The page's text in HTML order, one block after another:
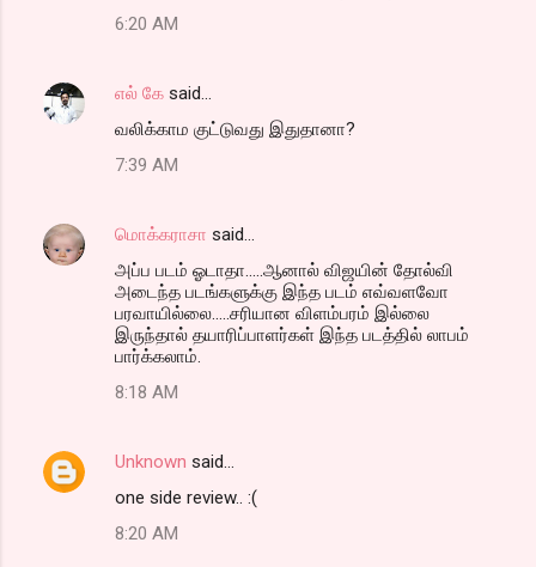
6:20 AM
எல் கே said…
வலிக்காம குட்டுவது இதுதானா?
7:39 AM
மொக்கராசா said…
அப்ப படம் ஓடாதா.....ஆனால் விஜயின் தோல்வி
அடைந்த படங்களுக்கு இந்த படம் எவ்வளவோ
பரவாயில்லை.....சரியான விளம்பரம் இல்லை
இருந்தால் தயாரிப்பாளர்கள் இந்த படத்தில் லாபம்
பார்க்கலாம்.
8:18 AM
Unknown said…
one side review.. :(
8:20 AM